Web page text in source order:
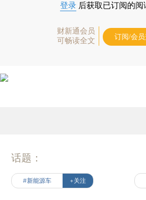
登录 后获取已订阅的阅
财新通会员
可畅读全文
订阅/会员
话题：
#新能源车 +关注